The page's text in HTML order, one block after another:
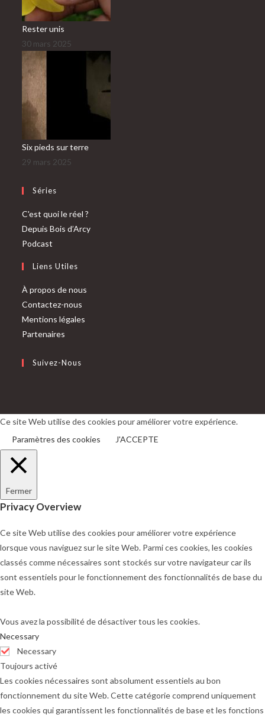
Rester unis
30 mars 2025
Six pieds sur terre
29 mars 2025
Séries
C'est quoi le réel ?
Depuis Bois d’Arcy
Podcast
Liens Utiles
À propos de nous
Contactez-nous
Mentions légales
Partenaires
Suivez-Nous
un
onglet
un
onglet
Ce site Web utilise des cookies pour améliorer votre expérience.
Paramètres des cookies
J'ACCEPTE
Fermer
Privacy Overview
Ce site Web utilise des cookies pour améliorer votre expérience
lorsque vous naviguez sur le site Web. Parmi ces cookies, les cookies
classés comme nécessaires sont stockés sur votre navigateur car ils
sont essentiels pour le fonctionnement des fonctionnalités de base du
site Web.
Vous avez la possibilité de désactiver tous les cookies.
Necessary
Necessary
Toujours activé
Les cookies nécessaires sont absolument essentiels au bon
fonctionnement du site Web. Cette catégorie comprend uniquement
les cookies qui garantissent les fonctionnalités de base et les fonctions